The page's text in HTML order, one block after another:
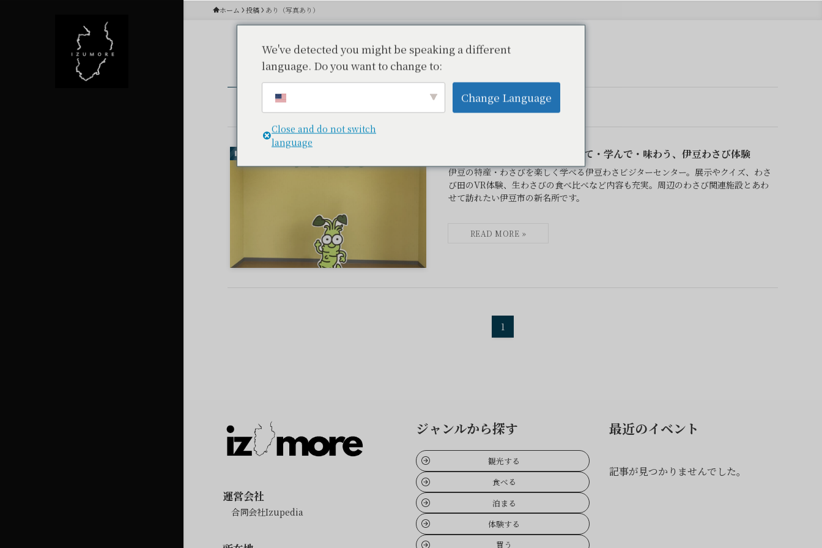
ホーム 投稿 あり（写真あり）
あり（写真あり）
伊豆わさビジターセンター｜見て・学んで・味わう、伊豆わさび体験
伊豆の特産・わさびを楽しく学べる伊豆わさビジターセンター。展示やクイズ、わさ
び田のVR体験、生わさびの食べ比べなど内容も充実。周辺のわさび関連施設とあわ
せて訪れたい伊豆市の新名所です。
1
運営会社
合同会社Izupedia
ジャンルから探す
観光する
食べる
泊まる
体験する
買う
最近のイベント
記事が見つかりませんでした。
We've detected you might be speaking a different
language. Do you want to change to:
Change Language
Close and do not switch
language